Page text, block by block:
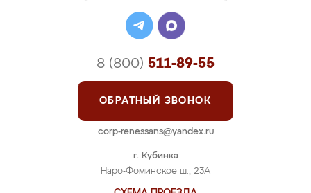
г. Кубинка
Наро-Фоминское ш., 23А
8 (800) 511-89-55
ОБРАТНЫЙ ЗВОНОК
corp-renessans@yandex.ru